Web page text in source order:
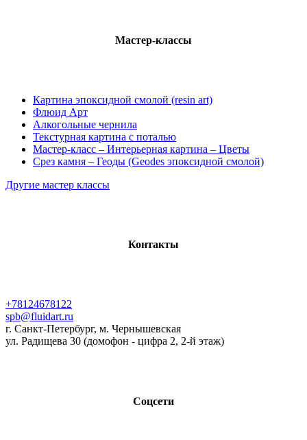
Мастер-классы
Картина эпоксидной смолой (resin art)
Флюид Арт
Алкогольные чернила
Текстурная картина с поталью
Мастер-класс – Интерьерная картина – Цветы
Срез камня – Геоды (Geodes эпоксидной смолой)
Другие мастер классы
Контакты
+78124678122
spb@fluidart.ru
г. Санкт-Петербург, м. Чернышевская
ул. Радищева 30 (домофон - цифра 2, 2-й этаж)
Соцсети